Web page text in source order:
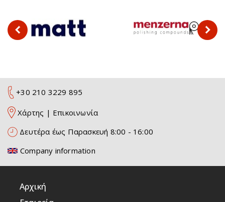
+30 210 3229 895
Χάρτης | Επικοινωνία
Δευτέρα έως Παρασκευή 8:00 - 16:00
Company information
Αρχική